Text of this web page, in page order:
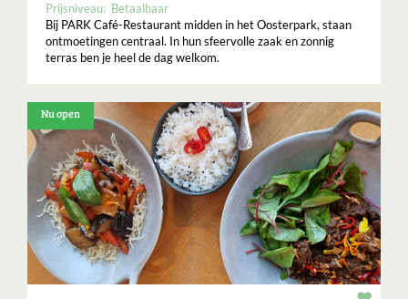
Prijsniveau: Betaalbaar
Bij PARK Café-Restaurant midden in het Oosterpark, staan
ontmoetingen centraal. In hun sfeervolle zaak en zonnig
terras ben je heel de dag welkom.
Nu open